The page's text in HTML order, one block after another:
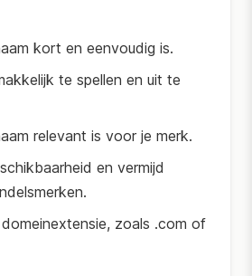
kort en eenvoudig is.
te spellen en uit te
relevant is voor je merk.
en vermijd
zoals .com of